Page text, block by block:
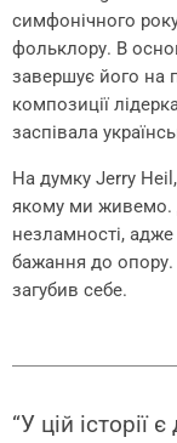
симфонічного
фольклору. В
завершує його на
композиції
заспівала
На думку Jerry
якому ми живемо.
незламності, адже
бажання до опору.
загубив себе.
“У цій історії